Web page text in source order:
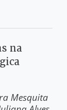
na
Mesquita